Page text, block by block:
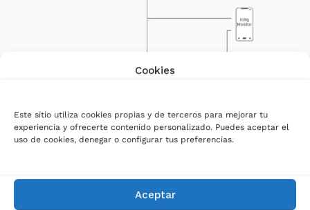
Cookies
Este sitio utiliza cookies propias y de terceros para mejorar tu
experiencia y ofrecerte contenido personalizado. Puedes aceptar el
uso de cookies, denegar o configurar tus preferencias.
Aceptar